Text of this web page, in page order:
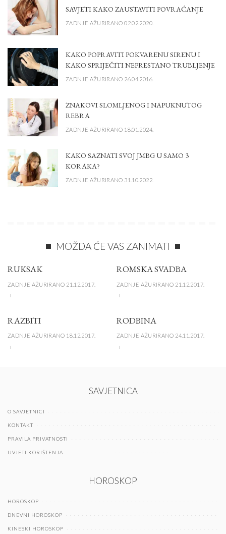
SAVJETI KAKO ZAUSTAVITI POVRAĆANJE
ZADNJE AŽURIRANO 02.02.2020.
KAKO POPRAVITI POKVARENU SIRENU I
KAKO SPRIJEČITI NEPRESTANO TRUBLJENJE
ZADNJE AŽURIRANO 26.04.2016.
ZNAKOVI SLOMLJENOG I NAPUKNUTOG
REBRA
ZADNJE AŽURIRANO 18.01.2024.
KAKO SAZNATI SVOJ JMBG U SAMO 3
KORAKA?
ZADNJE AŽURIRANO 31.10.2022.
MOŽDA ĆE VAS ZANIMATI
RUKSAK
ZADNJE AŽURIRANO 21.12.2017.
ROMSKA SVADBA
ZADNJE AŽURIRANO 21.12.2017.
RAZBITI
ZADNJE AŽURIRANO 18.12.2017.
RODBINA
ZADNJE AŽURIRANO 24.11.2017.
SAVJETNICA
O SAVJETNICI
KONTAKT
PRAVILA PRIVATNOSTI
UVJETI KORIŠTENJA
HOROSKOP
HOROSKOP
DNEVNI HOROSKOP
KINESKI HOROSKOP